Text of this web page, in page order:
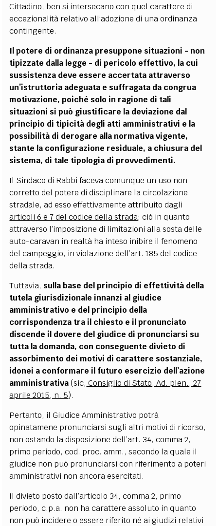
Cittadino, ben si intersecano con quel carattere di
eccezionalità relativo all’adozione di una ordinanza
contingente.
Il potere di ordinanza presuppone situazioni - non
tipizzate dalla legge - di pericolo effettivo, la cui
sussistenza deve essere accertata attraverso
un’istruttoria adeguata e suffragata da congrua
motivazione, poiché solo in ragione di tali
situazioni si può giustificare la deviazione dal
principio di tipicità degli atti amministrativi e la
possibilità di derogare alla normativa vigente,
stante la configurazione residuale, a chiusura del
sistema, di tale tipologia di provvedimenti.
Il Sindaco di Rabbi faceva comunque un uso non
corretto del potere di disciplinare la circolazione
stradale, ad esso effettivamente attribuito dagli
articoli 6 e 7 del codice della strada; ciò in quanto
attraverso l’imposizione di limitazioni alla sosta delle
auto-caravan in realtà ha inteso inibire il fenomeno
del campeggio, in violazione dell’art. 185 del codice
della strada.
Tuttavia, sulla base del principio di effettività della
tutela giurisdizionale innanzi al giudice
amministrativo e del principio della
corrispondenza tra il chiesto e il pronunciato
discende il dovere del giudice di pronunciarsi su
tutta la domanda, con conseguente divieto di
assorbimento dei motivi di carattere sostanziale,
idonei a conformare il futuro esercizio dell’azione
amministrativa(sic, Consiglio di Stato, Ad. plen., 27
aprile 2015, n. 5).
Pertanto, il Giudice Amministrativo potrà
opinatamene pronunciarsi sugli altri motivi di ricorso,
non ostando la disposizione dell’art. 34, comma 2,
primo periodo, cod. proc. amm., secondo la quale il
giudice non può pronunciarsi con riferimento a poteri
amministrativi non ancora esercitati.
Il divieto posto dall’articolo 34, comma 2, primo
periodo, c.p.a. non ha carattere assoluto in quanto
non può incidere o essere riferito né ai giudizi relativi